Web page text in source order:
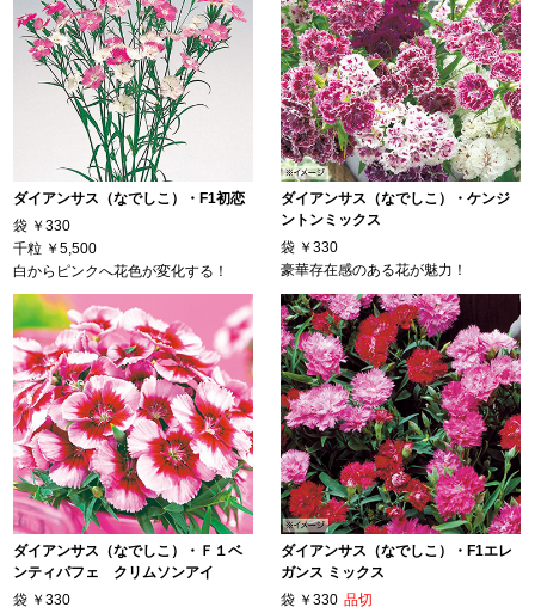
ダイアンサス（なでしこ）・F1初恋
袋 ￥330
千粒 ￥5,500
白からピンクへ花色が変化する！
ダイアンサス（なでしこ）・ケンジ
ントンミックス
袋 ￥330
豪華存在感のある花が魅力！
ダイアンサス（なでしこ）・Ｆ１ベ
ンティパフェ クリムソンアイ
袋 ￥330
ダイアンサス（なでしこ）・F1エレ
ガンス ミックス
袋 ￥330 品切